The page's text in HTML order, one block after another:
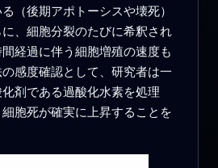
（後期アポトーシスや壊死）
、細胞分裂のたびに希釈され
経過に伴う細胞増殖の速度も
感度確認として、研究者は一
剤である過酸化水素を処理
胞死が確実に上昇することを